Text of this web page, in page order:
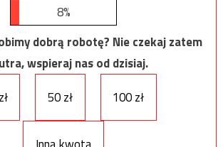
8%
dobrą robotę? Nie czekaj zatem
wspieraj nas od dzisiaj.
50 zł 100 zł